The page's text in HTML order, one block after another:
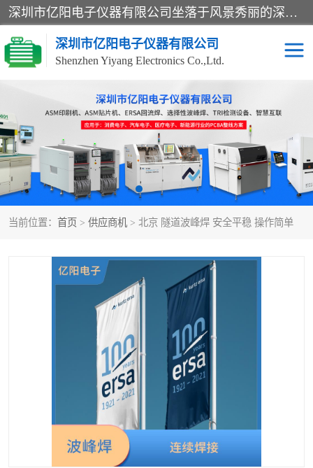
深圳市亿阳电子仪器有限公司坐落于风景秀丽的深圳市光明区，集SMT设备销售务为一体，努力为客户提供电子装配解决方案。与行业**SMT设备厂商：ASM（印刷机，锡膏检查机，贴片机），德国ERSA（爱莎）建立了稳固的代理合作关系，销售的设备一直保持**电子装配行业未来发展方向，能够满足客户各种繁杂产品的生产应用。
深圳市亿阳电子仪器有限公司
Shenzhen Yiyang Electronics Co.,Ltd.
当前位置： 首页 > 供应商机 > 北京 隧道波峰焊 安全平稳 操作简单
SX全自动高速贴片机 E系列中速贴片机
NeoHorizon全自动锡膏印
刷机
选择性波峰焊
VERSAFLOW-335
回流焊HOTFLOW 3/20e 波峰焊
BGA返修台HR600/2 自动光学检测TR7700QE
自动X射线检测机TR7600 组装电路板测试机
TR5001
自动光学检测TR7710 XS全自动高速贴片机
TX 全自动高速贴片机